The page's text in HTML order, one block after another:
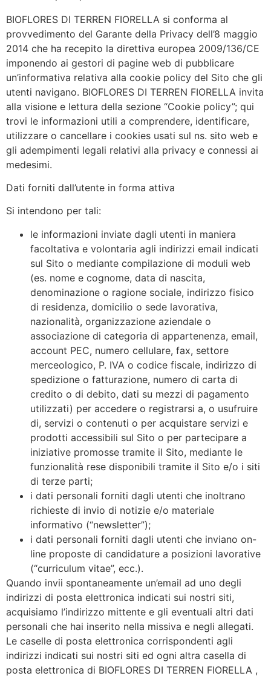
BIOFLORES DI TERREN FIORELLA si conforma al
provvedimento del Garante della Privacy dell’8 maggio
2014 che ha recepito la direttiva europea 2009/136/CE
imponendo ai gestori di pagine web di pubblicare
un’informativa relativa alla cookie policy del Sito che gli
utenti navigano. BIOFLORES DI TERREN FIORELLA invita
alla visione e lettura della sezione “Cookie policy”; qui
trovi le informazioni utili a comprendere, identificare,
utilizzare o cancellare i cookies usati sul ns. sito web e
gli adempimenti legali relativi alla privacy e connessi ai
medesimi.
Dati forniti dall’utente in forma attiva
Si intendono per tali:
le informazioni inviate dagli utenti in maniera
facoltativa e volontaria agli indirizzi email indicati
sul Sito o mediante compilazione di moduli web
(es. nome e cognome, data di nascita,
denominazione o ragione sociale, indirizzo fisico
di residenza, domicilio o sede lavorativa,
nazionalità, organizzazione aziendale o
associazione di categoria di appartenenza, email,
account PEC, numero cellulare, fax, settore
merceologico, P. IVA o codice fiscale, indirizzo di
spedizione o fatturazione, numero di carta di
credito o di debito, dati su mezzi di pagamento
utilizzati) per accedere o registrarsi a, o usufruire
di, servizi o contenuti o per acquistare servizi e
prodotti accessibili sul Sito o per partecipare a
iniziative promosse tramite il Sito, mediante le
funzionalità rese disponibili tramite il Sito e/o i siti
di terze parti;
i dati personali forniti dagli utenti che inoltrano
richieste di invio di notizie e/o materiale
informativo (“newsletter”);
i dati personali forniti dagli utenti che inviano on-
line proposte di candidature a posizioni lavorative
(“curriculum vitae”, ecc.).
Quando invii spontaneamente un’email ad uno degli
indirizzi di posta elettronica indicati sui nostri siti,
acquisiamo l’indirizzo mittente e gli eventuali altri dati
personali che hai inserito nella missiva e negli allegati.
Le caselle di posta elettronica corrispondenti agli
indirizzi indicati sui nostri siti ed ogni altra casella di
posta elettronica di BIOFLORES DI TERREN FIORELLA ,